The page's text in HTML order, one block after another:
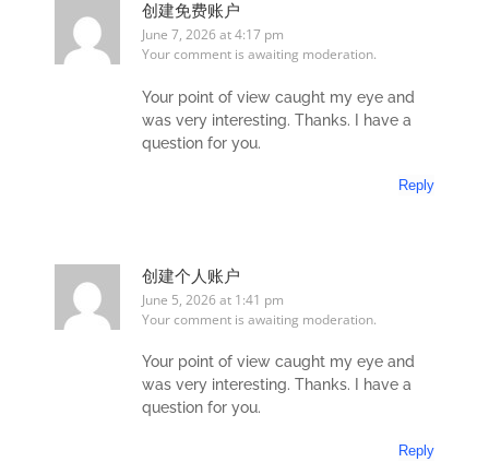
创建免费账户
June 7, 2026 at 4:17 pm
Your comment is awaiting moderation.
Your point of view caught my eye and
was very interesting. Thanks. I have a
question for you.
Reply
创建个人账户
June 5, 2026 at 1:41 pm
Your comment is awaiting moderation.
Your point of view caught my eye and
was very interesting. Thanks. I have a
question for you.
Reply